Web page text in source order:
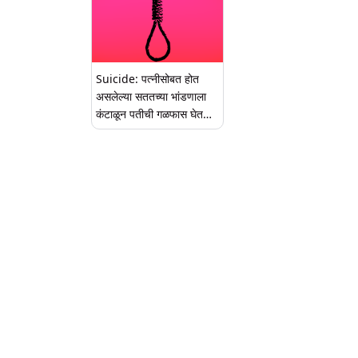
Suicide: पत्नीसोबत होत
असलेल्या सततच्या भांडणाला
कंटाळून पतीची गळफास घेत
आत्महत्या